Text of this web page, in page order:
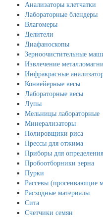
Анализаторы клетчатки
Лабораторные блендеры
Влагомеры
Делители
Диафаноскопы
Зерноочистительные
Извлечение
Инфракрасные
Конвейерные весы
Лабораторные весы
Лупы
Мельницы лабораторные
Минерализаторы
Полировщики риса
Прессы для отжима
Приборы для
Пробоотборники зерна
Пурки
Рассевы (просеивающие
Расходные материалы
Сита
Счетчики семян